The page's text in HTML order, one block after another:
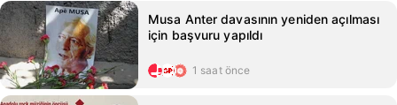
Musa Anter davasının yeniden açılması
için başvuru yapıldı
1 saat önce